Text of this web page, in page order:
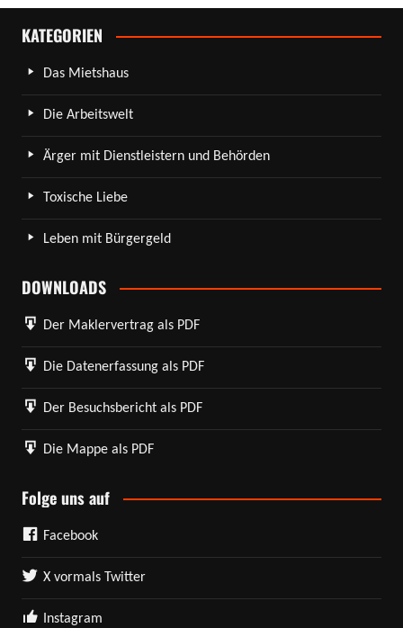
KATEGORIEN
Das Mietshaus
Die Arbeitswelt
Ärger mit Dienstleistern und Behörden
Toxische Liebe
Leben mit Bürgergeld
DOWNLOADS
Der Maklervertrag als PDF
Die Datenerfassung als PDF
Der Besuchsbericht als PDF
Die Mappe als PDF
Folge uns auf
Facebook
X vormals Twitter
Instagram